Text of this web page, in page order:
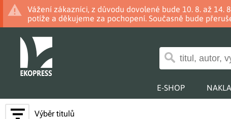
Vážení zákazníci, z důvodu dovolené bude 10. 8. až
potíže a děkujeme za pochopení. Současně bude
E-SHOP
Výběr titulů